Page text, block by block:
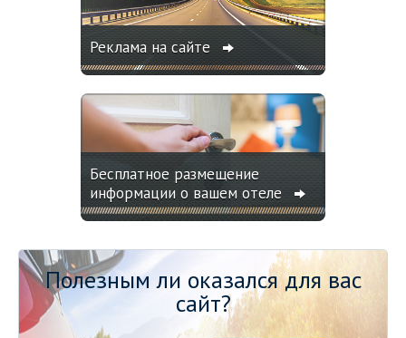
Реклама на сайте
Бесплатное размещение
информации о вашем отеле
Полезным ли оказался для вас
сайт?